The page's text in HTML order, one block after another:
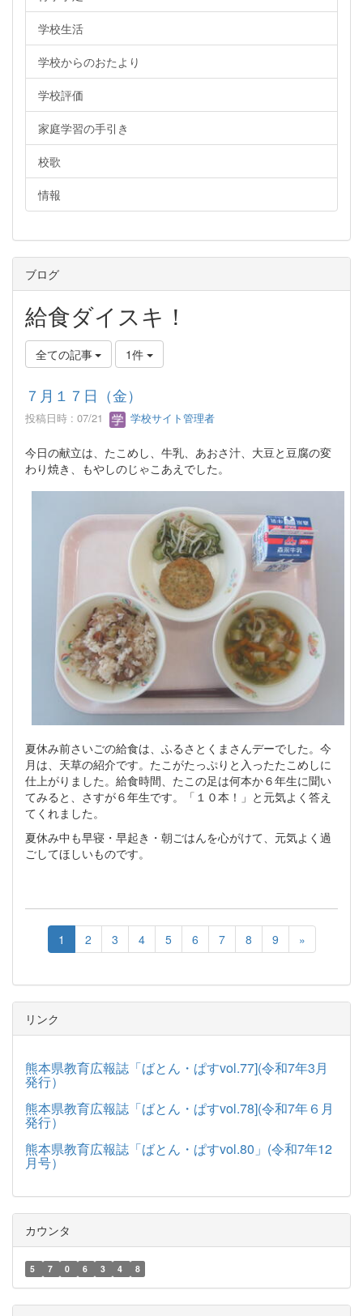
学校生活
学校からのおたより
学校評価
家庭学習の手引き
校歌
情報
ブログ
給食ダイスキ！
全ての記事 1件
７月１７日（金）
投稿日時 : 07/21 学校サイト管理者
今日の献立は、たこめし、牛乳、あおさ汁、大豆と豆腐の変
わり焼き、もやしのじゃこあえでした。
夏休み前さいごの給食は、ふるさとくまさんデーでした。今
月は、天草の紹介です。たこがたっぷりと入ったたこめしに
仕上がりました。給食時間、たこの足は何本か６年生に聞い
てみると、さすが６年生です。「１０本！」と元気よく答え
てくれました。
夏休み中も早寝・早起き・朝ごはんを心がけて、元気よく過
ごしてほしいものです。
1 2 3 4 5 6 7 8 9 »
リンク
熊本県教育広報誌「ばとん・ぱすvol.77](令和7年3月
発行）
熊本県教育広報誌「ばとん・ぱすvol.78](令和7年６月
発行）
熊本県教育広報誌「ばとん・ぱすvol.80」(令和7年12
月号）
カウンタ
5 7 0 6 3 4 8